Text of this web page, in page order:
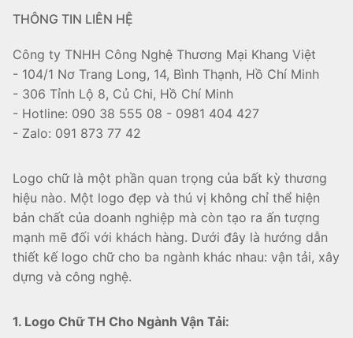
THÔNG TIN LIÊN HỆ
Công ty TNHH Công Nghệ Thương Mại Khang Việt
- 104/1 Nơ Trang Long, 14, Bình Thạnh, Hồ Chí Minh
- 306 Tỉnh Lộ 8, Củ Chi, Hồ Chí Minh
- Hotline: 090 38 555 08 - 0981 404 427
- Zalo: 091 873 77 42
Logo chữ là một phần quan trọng của bất kỳ thương
hiệu nào. Một logo đẹp và thú vị không chỉ thể hiện
bản chất của doanh nghiệp mà còn tạo ra ấn tượng
mạnh mẽ đối với khách hàng. Dưới đây là hướng dẫn
thiết kế logo chữ cho ba ngành khác nhau: vận tải, xây
dựng và công nghệ.
1. Logo Chữ TH Cho Ngành Vận Tải: